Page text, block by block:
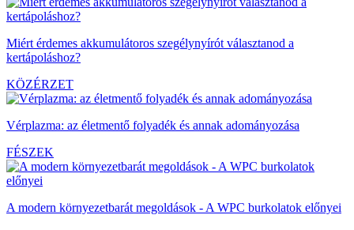
Miért érdemes akkumulátoros szegélynyírót választanod a
kertápoláshoz?
KÖZÉRZET
Vérplazma: az életmentő folyadék és annak adományozása
FÉSZEK
A modern környezetbarát megoldások - A WPC burkolatok előnyei